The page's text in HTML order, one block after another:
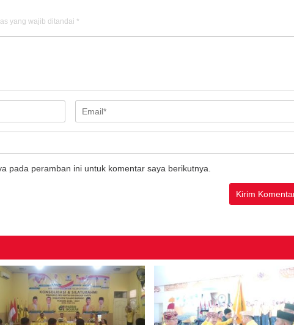
yang wajib ditandai *
pada peramban ini untuk komentar saya berikutnya.